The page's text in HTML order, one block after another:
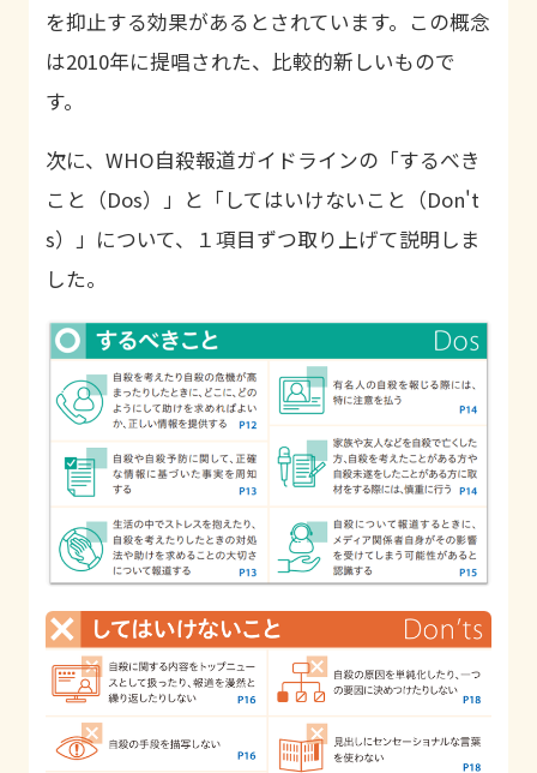
を抑止する効果があるとされています。この概念
は2010年に提唱された、比較的新しいもので
す。
次に、WHO自殺報道ガイドラインの「するべき
こと（Dos）」と「してはいけないこと（Don't
s）」について、１項目ずつ取り上げて説明しま
した。